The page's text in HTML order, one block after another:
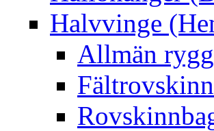
Halvvinge
Allmän